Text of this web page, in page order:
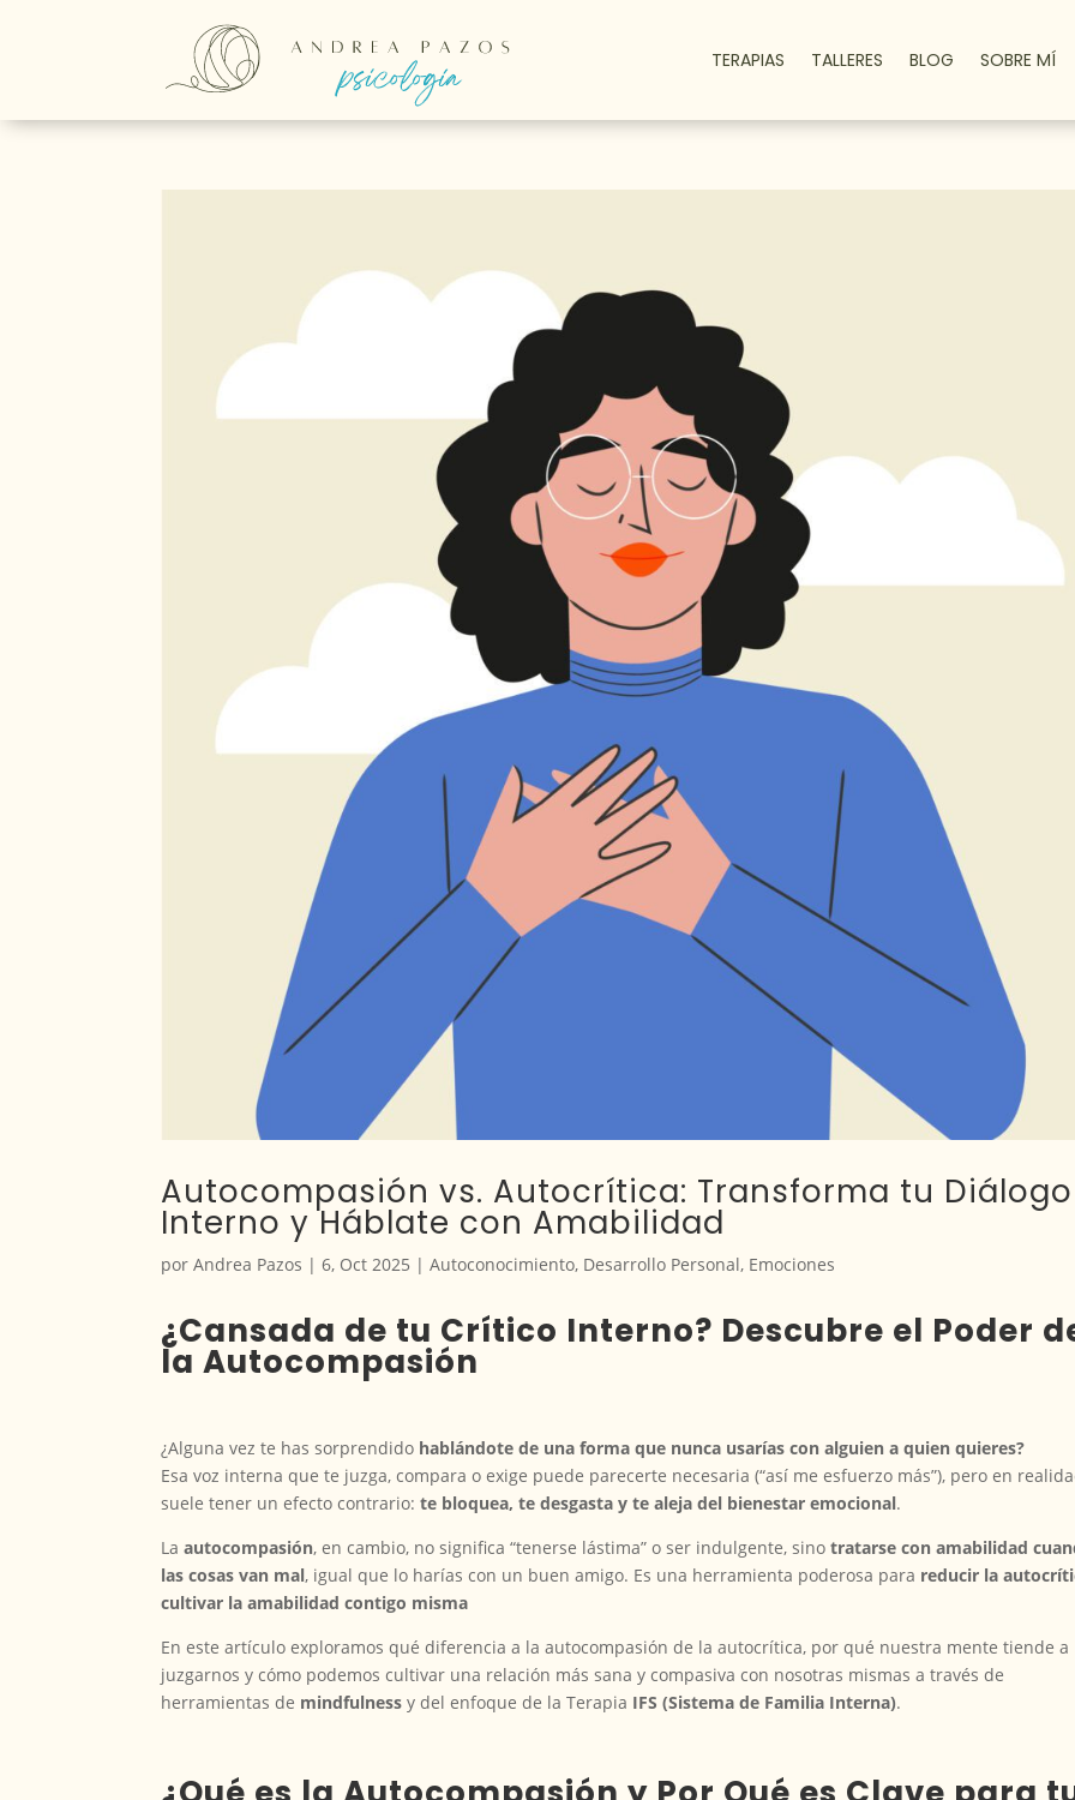
TERAPIAS TALLERES BLOG SOBRE MÍ
Autocompasión vs. Autocrítica: Transforma tu Diálogo
Interno y Háblate con Amabilidad
porAndrea Pazos |6, Oct 2025 |Autoconocimiento, Desarrollo Personal, Emociones
¿Cansada de tu Crítico Interno? Descubre el Poder
la Autocompasión
¿Alguna vez te has sorprendido hablándote de una forma que nunca usarías con alguien a quien quieres?
Esa voz interna que te juzga, compara o exige puede parecerte necesaria (“así me esfuerzo más”), pero en
suele tener un efecto contrario:te bloquea, te desgasta y te aleja del bienestar emocional.
Laautocompasión, en cambio, no significa “tenerse lástima” o ser indulgente, sinotratarse con amabilidad
las cosas van mal, igual que lo harías con un buen amigo. Es una herramienta poderosa para reducir la
cultivar la amabilidad contigo misma
En este artículo exploramos qué diferencia a la autocompasión de la autocrítica, por qué nuestra mente tiende a
juzgarnos y cómo podemos cultivar una relación más sana y compasiva con nosotras mismas a través de
herramientas de mindfulness y del enfoque de la Terapia IFS (Sistema de Familia Interna).